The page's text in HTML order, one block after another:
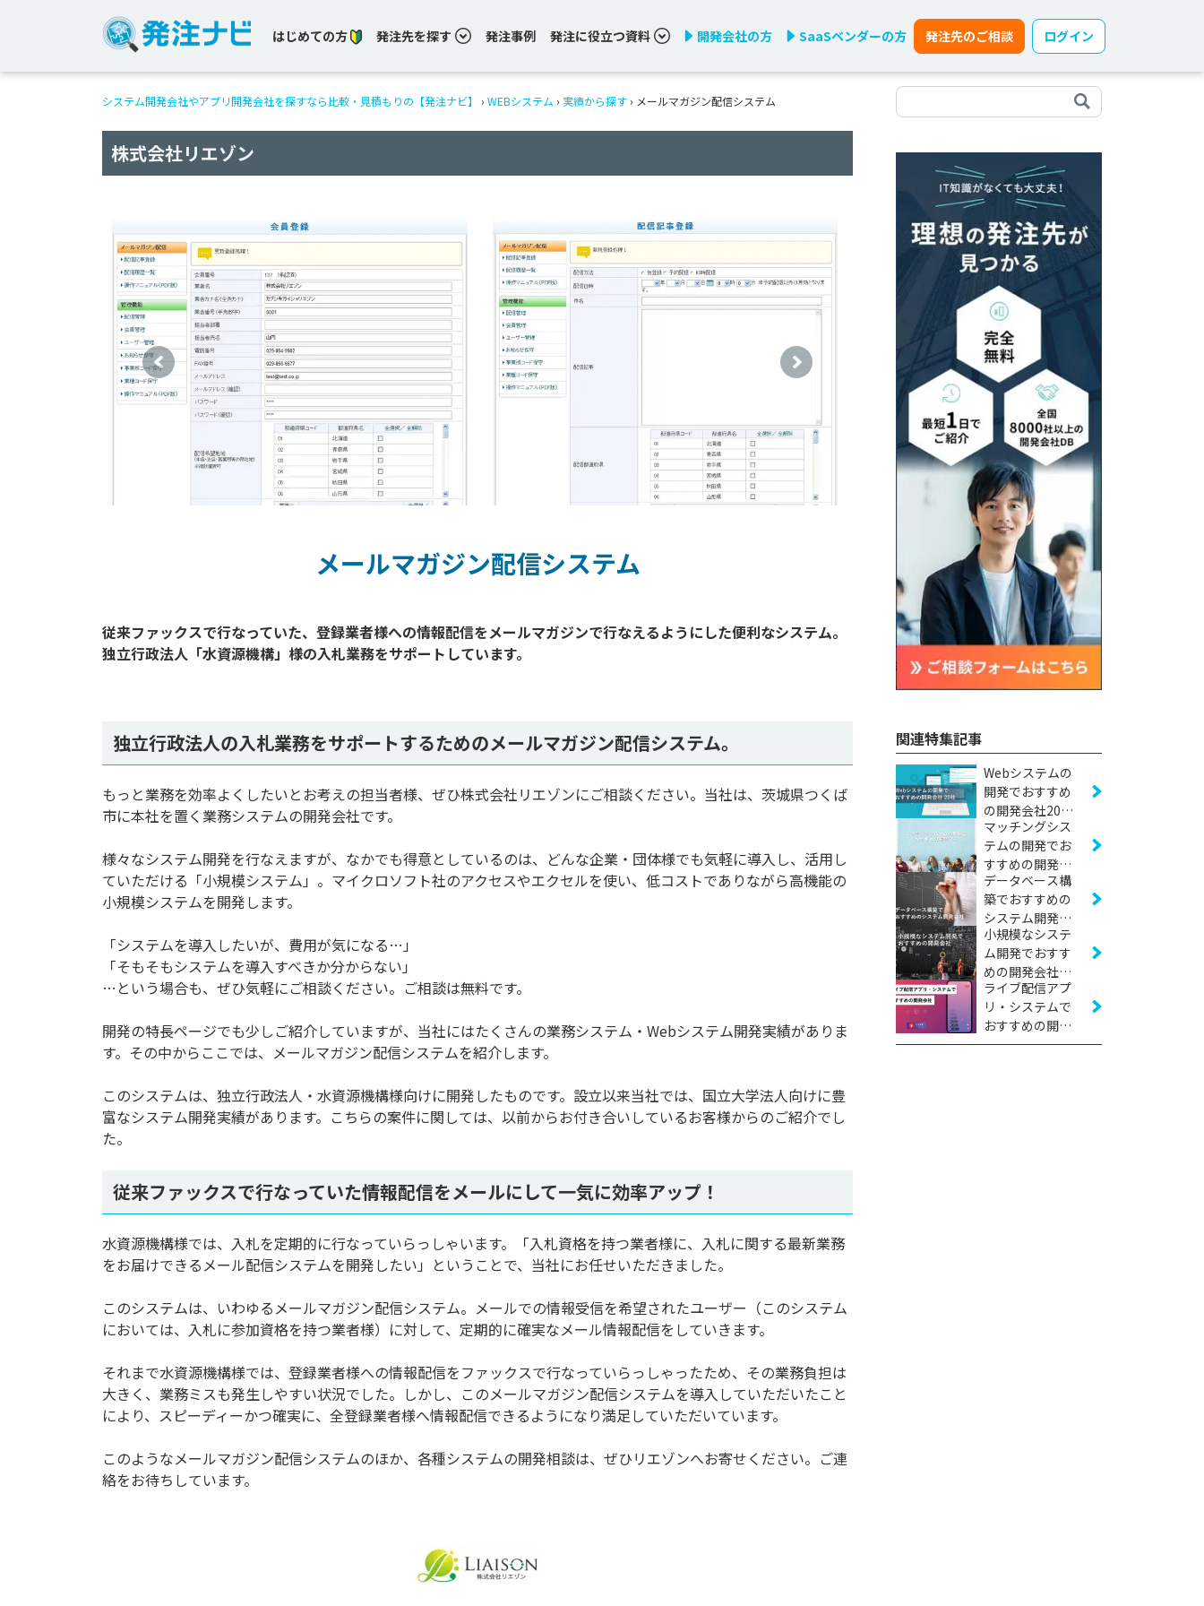
はじめての方 発注先を探す 発注事例 発注に役立つ資料 開発会社の方 SaaSベンダーの方 発注先のご相談 ログイン
システム開発会社やアプリ開発会社を探すなら比較・見積もりの【発注ナビ】 › WEBシステム › 実績から探す › メールマガジン配信システム
株式会社リエゾン
メールマガジン配信システム
従来ファックスで行なっていた、登録業者様への情報配信をメールマガジンで行なえるようにした便利なシステム。
独立行政法人「水資源機構」様の入札業務をサポートしています。
独立行政法人の入札業務をサポートするためのメールマガジン配信システム。
もっと業務を効率よくしたいとお考えの担当者様、ぜひ株式会社リエゾンにご相談ください。当社は、茨城県つくば
市に本社を置く業務システムの開発会社です。
様々なシステム開発を行なえますが、なかでも得意としているのは、どんな企業・団体様でも気軽に導入し、活用し
ていただける「小規模システム」。マイクロソフト社のアクセスやエクセルを使い、低コストでありながら高機能の
小規模システムを開発します。
「システムを導入したいが、費用が気になる…」
「そもそもシステムを導入すべきか分からない」
…という場合も、ぜひ気軽にご相談ください。ご相談は無料です。
開発の特長ページでも少しご紹介していますが、当社にはたくさんの業務システム・Webシステム開発実績がありま
す。その中からここでは、メールマガジン配信システムを紹介します。
このシステムは、独立行政法人・水資源機構様向けに開発したものです。設立以来当社では、国立大学法人向けに豊
富なシステム開発実績があります。こちらの案件に関しては、以前からお付き合いしているお客様からのご紹介でし
た。
従来ファックスで行なっていた情報配信をメールにして一気に効率アップ！
水資源機構様では、入札を定期的に行なっていらっしゃいます。「入札資格を持つ業者様に、入札に関する最新業務
をお届けできるメール配信システムを開発したい」ということで、当社にお任せいただきました。
このシステムは、いわゆるメールマガジン配信システム。メールでの情報受信を希望されたユーザー（このシステム
においては、入札に参加資格を持つ業者様）に対して、定期的に確実なメール情報配信をしていきます。
それまで水資源機構様では、登録業者様への情報配信をファックスで行なっていらっしゃったため、その業務負担は
大きく、業務ミスも発生しやすい状況でした。しかし、このメールマガジン配信システムを導入していただいたこと
により、スピーディーかつ確実に、全登録業者様へ情報配信できるようになり満足していただいています。
このようなメールマガジン配信システムのほか、各種システムの開発相談は、ぜひリエゾンへお寄せください。ご連
絡をお待ちしています。
関連特集記事
Webシステムの
開発でおすすめ
の開発会社20社
【2026年版】
マッチングシス
テムの開発でお
すすめの開発会
社16社【2026年
版】
データベース構
築でおすすめの
システム開発会
社11社【2026年
版】
小規模なシステ
ム開発でおすす
めの開発会社16
社【2026年版】
ライブ配信アプ
リ・システムで
おすすめの開発
会社10社【2026